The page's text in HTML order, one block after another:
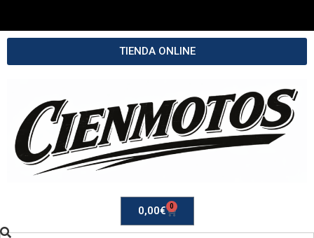
TIENDA ONLINE
0,00€ 0